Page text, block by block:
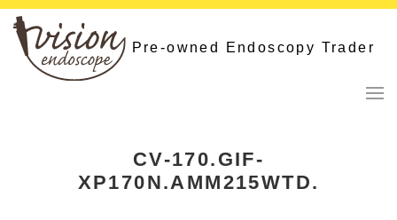
Skip
content
Pre-owned Endoscopy Trader
CV-170.GIF-
XP170N.AMM215WTD.